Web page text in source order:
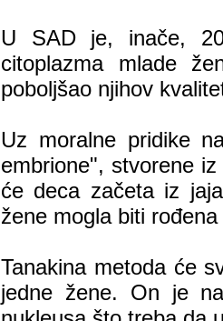
U SAD je, inače,
citoplazma mlade
poboljšao njihov
Uz moralne pridike
embrione", stvorene
će deca začeta iz
žene mogla biti
Tanakina metoda će
jedne žene. On je